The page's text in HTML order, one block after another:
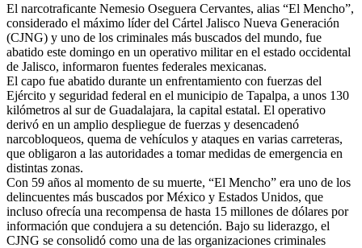
El narcotraficante Nemesio Oseguera Cervantes, alias “El Mencho”,
considerado el máximo líder del Cártel Jalisco Nueva Generación
(CJNG) y uno de los criminales más buscados del mundo, fue
abatido este domingo en un operativo militar en el estado occidental
de Jalisco, informaron fuentes federales mexicanas.
El capo fue abatido durante un enfrentamiento con fuerzas del
Ejército y seguridad federal en el municipio de Tapalpa, a unos 130
kilómetros al sur de Guadalajara, la capital estatal. El operativo
derivó en un amplio despliegue de fuerzas y desencadenó
narcobloqueos, quema de vehículos y ataques en varias carreteras,
que obligaron a las autoridades a tomar medidas de emergencia en
distintas zonas.
Con 59 años al momento de su muerte, “El Mencho” era uno de los
delincuentes más buscados por México y Estados Unidos, que
incluso ofrecía una recompensa de hasta 15 millones de dólares por
información que condujera a su detención. Bajo su liderazgo, el
CJNG se consolidó como una de las organizaciones criminales